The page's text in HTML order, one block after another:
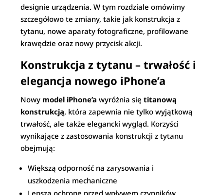
designie urządzenia. W tym rozdziale omówimy
szczegółowo te zmiany, takie jak konstrukcja z
tytanu, nowe aparaty fotograficzne, profilowane
krawędzie oraz nowy przycisk akcji.
Konstrukcja z tytanu – trwałość i
elegancja nowego iPhone’a
Nowy model iPhone’a wyróżnia siętitanową
konstrukcją, która zapewnia nie tylko wyjątkową
trwałość, ale także elegancki wygląd. Korzyści
wynikające z zastosowania konstrukcji z tytanu
obejmują:
Większą odporność na zarysowania i
uszkodzenia mechaniczne
Lepszą ochronę przed wpływem czynników